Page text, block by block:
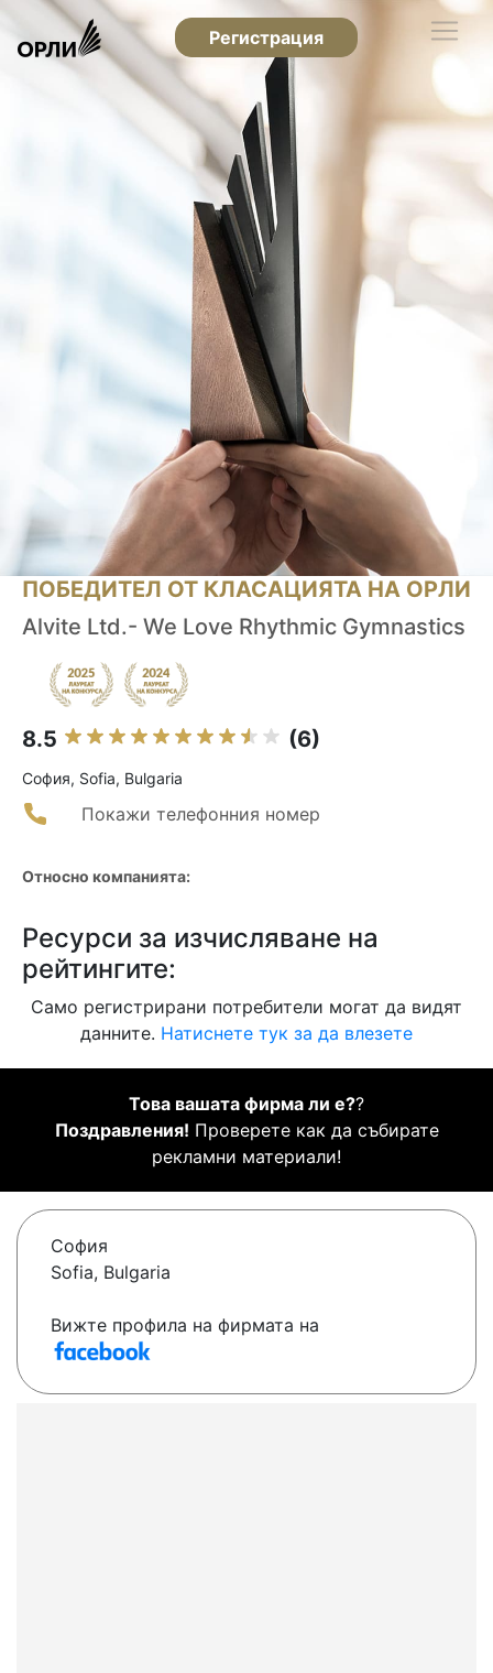
Регистрация
ПОБЕДИТЕЛ ОТ КЛАСАЦИЯТА НА ОРЛИ
Alvite Ltd.- We Love Rhythmic Gymnastics
8.5 (6)
София, Sofia, Bulgaria
Покажи телефонния номер
Относно компанията:
Ресурси за изчисляване на
рейтингите:
Само регистрирани потребители могат да видят
данните. Натиснете тук за да влезете
Това вашата фирма ли е??
Поздравления! Проверете как да събирате
рекламни материали!
София
Sofia, Bulgaria
Вижте профила на фирмата на